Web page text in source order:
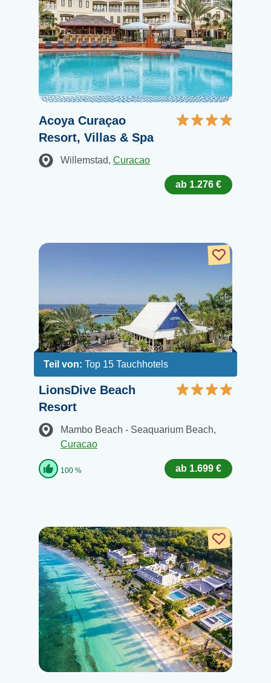
Acoya Curaçao
Resort, Villas & Spa
Willemstad, Curacao
ab 1.276 €
Teil von: Top 15 Tauchhotels
LionsDive Beach
Resort
Mambo Beach - Seaquarium Beach,
Curacao
100 % ab 1.699 €